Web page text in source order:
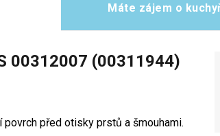
Máte zájem o
00312007 (00311944)
povrch před otisky prstů a šmouhami.